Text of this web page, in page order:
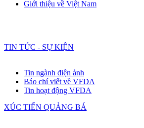
Giới thiệu về Việt Nam
TIN TỨC - SỰ KIỆN
Tin ngành điện ảnh
Báo chí viết về VFDA
Tin hoạt động VFDA
XÚC TIẾN QUẢNG BÁ